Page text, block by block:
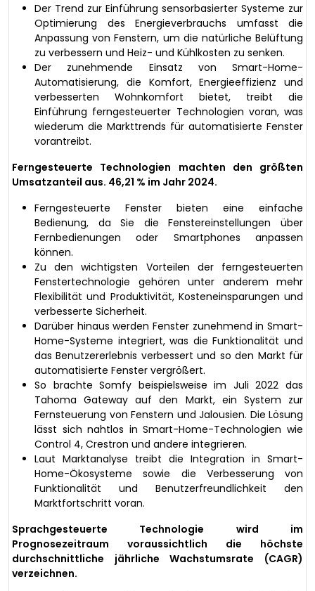
Der Trend zur Einführung sensorbasierter Systeme zur
Optimierung des Energieverbrauchs umfasst die
Anpassung von Fenstern, um die natürliche Belüftung
zu verbessern und Heiz- und Kühlkosten zu senken.
Der zunehmende Einsatz von Smart-Home-
Automatisierung, die Komfort, Energieeffizienz und
verbesserten Wohnkomfort bietet, treibt die
Einführung ferngesteuerter Technologien voran, was
wiederum die Markttrends für automatisierte Fenster
vorantreibt.
Ferngesteuerte Technologien machten den größten
Umsatzanteil aus. 46,21 % im Jahr 2024.
Ferngesteuerte Fenster bieten eine einfache
Bedienung, da Sie die Fenstereinstellungen über
Fernbedienungen oder Smartphones anpassen
können.
Zu den wichtigsten Vorteilen der ferngesteuerten
Fenstertechnologie gehören unter anderem mehr
Flexibilität und Produktivität, Kosteneinsparungen und
verbesserte Sicherheit.
Darüber hinaus werden Fenster zunehmend in Smart-
Home-Systeme integriert, was die Funktionalität und
das Benutzererlebnis verbessert und so den Markt für
automatisierte Fenster vergrößert.
So brachte Somfy beispielsweise im Juli 2022 das
Tahoma Gateway auf den Markt, ein System zur
Fernsteuerung von Fenstern und Jalousien. Die Lösung
lässt sich nahtlos in Smart-Home-Technologien wie
Control 4, Crestron und andere integrieren.
Laut Marktanalyse treibt die Integration in Smart-
Home-Ökosysteme sowie die Verbesserung von
Funktionalität und Benutzerfreundlichkeit den
Marktfortschritt voran.
Sprachgesteuerte Technologie wird im
Prognosezeitraum voraussichtlich die höchste
durchschnittliche jährliche Wachstumsrate (CAGR)
verzeichnen.